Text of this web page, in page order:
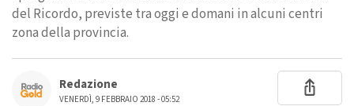
del Ricordo, previste tra oggi e domani in alcuni centri
zona della provincia.
Redazione
VENERDÌ, 9 FEBBRAIO 2018 - 05:52